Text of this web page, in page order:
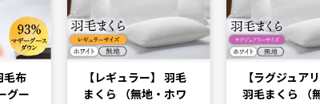
毛布
グー
【レギュラー】 羽毛
まくら （無地・ホワ
【ラグジュアリ
羽毛まくら （